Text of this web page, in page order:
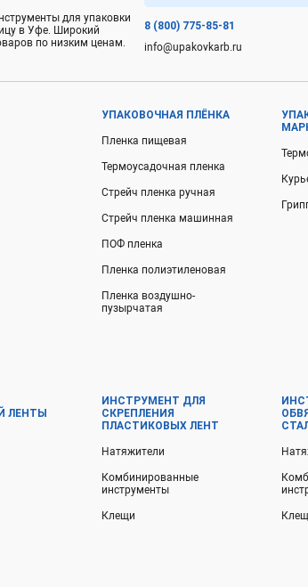
для упаковки
в Уфе. Широкий
по низким ценам.
8 (800) 775-85-81
info@upakovkarb.ru
УПАКОВОЧНАЯ ПЛЁНКА
Пленка пищевая
Термоусадочная пленка
Стрейч пленка ручная
Стрейч пленка машинная
ПОФ пленка
Пленка полиэтиленовая
Пленка воздушно-
пузырчатая
ЛЕНТЫ
ИНСТРУМЕНТ ДЛЯ
СКРЕПЛЕНИЯ
ПЛАСТИКОВЫХ ЛЕНТ
Натяжители
Комбинированные
инструменты
Клещи